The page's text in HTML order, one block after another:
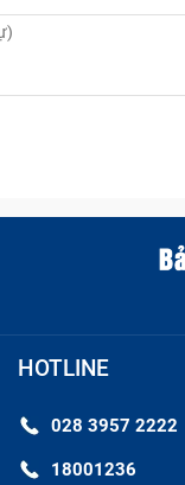
HOTLINE
028 3957 2222
18001236